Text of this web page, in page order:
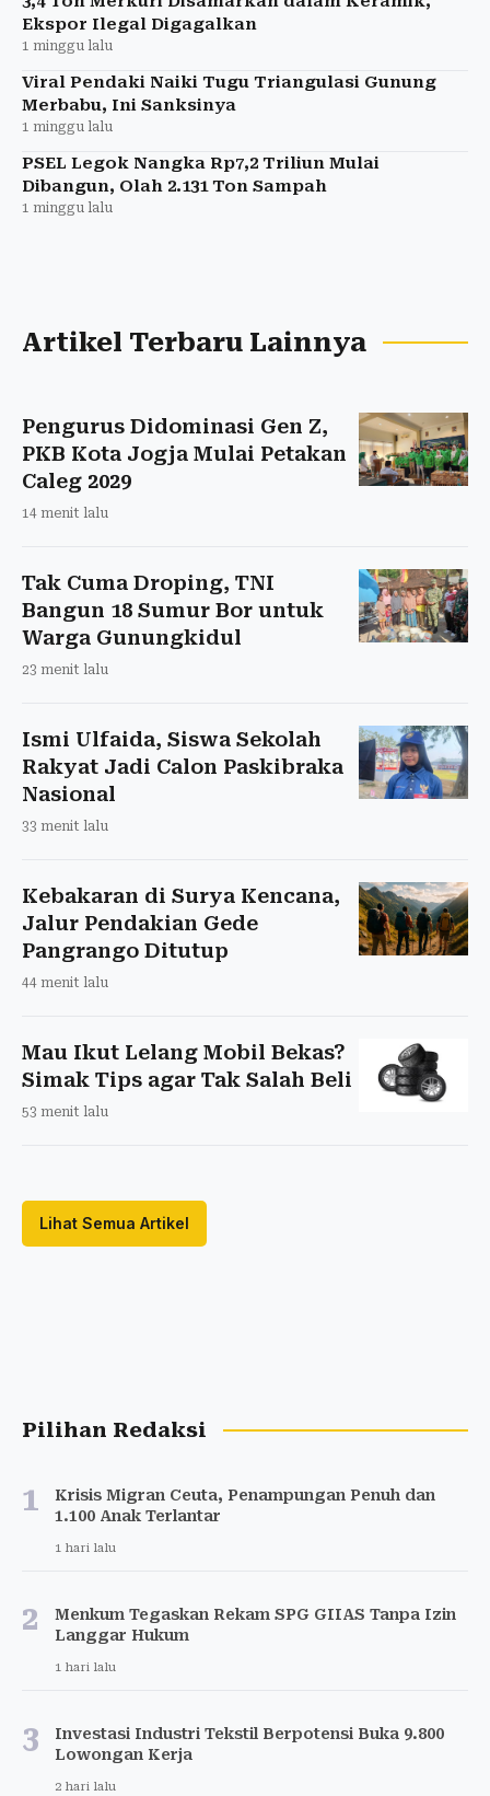
Ekspor Ilegal Digagalkan
1 minggu lalu
Viral Pendaki Naiki Tugu Triangulasi Gunung
Merbabu, Ini Sanksinya
1 minggu lalu
PSEL Legok Nangka Rp7,2 Triliun Mulai
Dibangun, Olah 2.131 Ton Sampah
1 minggu lalu
Artikel Terbaru Lainnya
Pengurus Didominasi Gen Z,
PKB Kota Jogja Mulai Petakan
Caleg 2029
14 menit lalu
Tak Cuma Droping, TNI
Bangun 18 Sumur Bor untuk
Warga Gunungkidul
23 menit lalu
Ismi Ulfaida, Siswa Sekolah
Rakyat Jadi Calon Paskibraka
Nasional
33 menit lalu
Kebakaran di Surya Kencana,
Jalur Pendakian Gede
Pangrango Ditutup
44 menit lalu
Mau Ikut Lelang Mobil Bekas?
Simak Tips agar Tak Salah Beli
53 menit lalu
Lihat Semua Artikel
Pilihan Redaksi
1
Krisis Migran Ceuta, Penampungan Penuh dan
1.100 Anak Terlantar
1 hari lalu
2
Menkum Tegaskan Rekam SPG GIIAS Tanpa Izin
Langgar Hukum
1 hari lalu
3
Investasi Industri Tekstil Berpotensi Buka 9.800
Lowongan Kerja
2 hari lalu